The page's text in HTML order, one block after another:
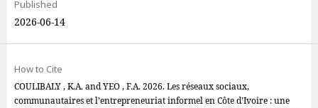
Published
2026-06-14
How to Cite
COULIBALY , K.A. and YEO , F.A. 2026. Les réseaux sociaux,
communautaires et l’entrepreneuriat informel en Côte d’Ivoire : une